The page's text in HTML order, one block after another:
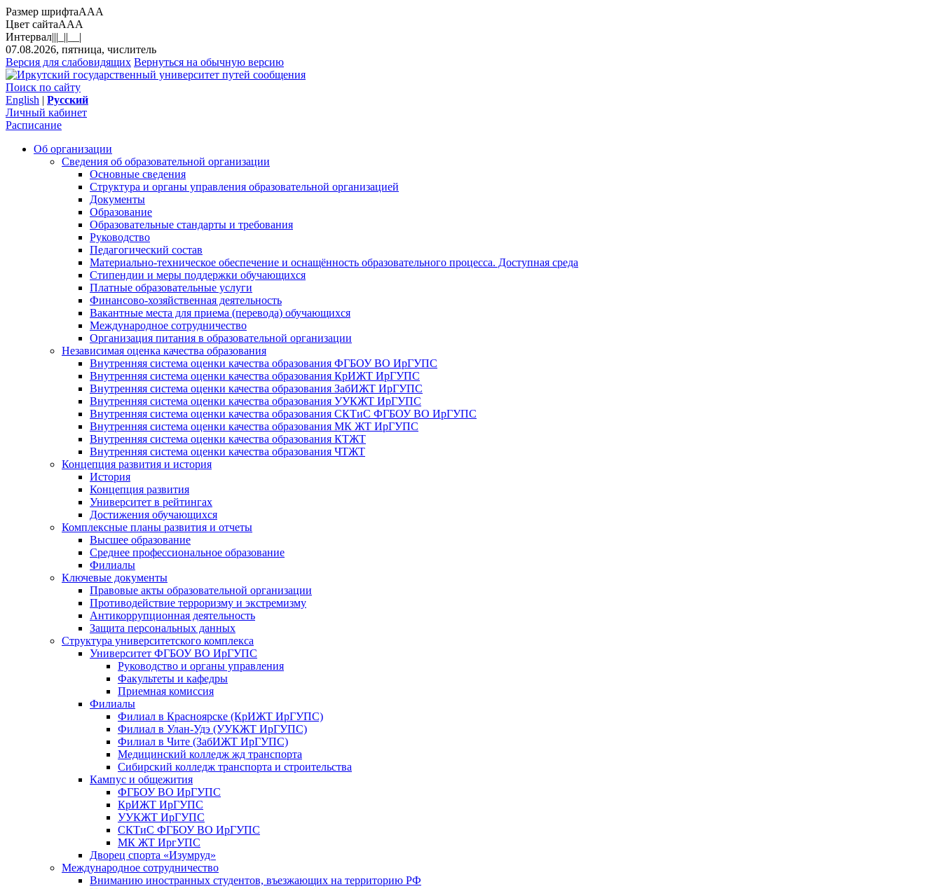
Размер шрифтаAAA
Цвет сайтаAAA
Интервал|||_||__|
07.08.2026, пятница, числитель
Версия для слабовидящих Вернуться на обычную версию
Поиск по сайту
English | Русский
Личный кабинет
Расписание
Об организации
Сведения об образовательной организации
Основные сведения
Структура и органы управления образовательной организацией
Документы
Образование
Образовательные стандарты и требования
Руководство
Педагогический состав
Материально-техническое обеспечение и оснащённость образовательного процесса. Доступная среда
Стипендии и меры поддержки обучающихся
Платные образовательные услуги
Финансово-хозяйственная деятельность
Вакантные места для приема (перевода) обучающихся
Международное сотрудничество
Организация питания в образовательной организации
Независимая оценка качества образования
Внутренняя система оценки качества образования ФГБОУ ВО ИрГУПС
Внутренняя система оценки качества образования КрИЖТ ИрГУПС
Внутренняя система оценки качества образования ЗабИЖТ ИрГУПС
Внутренняя система оценки качества образования УУКЖТ ИрГУПС
Внутренняя система оценки качества образования СКТиС ФГБОУ ВО ИрГУПС
Внутренняя система оценки качества образования МК ЖТ ИрГУПС
Внутренняя система оценки качества образования КТЖТ
Внутренняя система оценки качества образования ЧТЖТ
Концепция развития и история
История
Концепция развития
Университет в рейтингах
Достижения обучающихся
Комплексные планы развития и отчеты
Высшее образование
Среднее профессиональное образование
Филиалы
Ключевые документы
Правовые акты образовательной организации
Противодействие терроризму и экстремизму
Антикоррупционная деятельность
Защита персональных данных
Структура университетского комплекса
Университет ФГБОУ ВО ИрГУПС
Руководство и органы управления
Факультеты и кафедры
Приемная комиссия
Филиалы
Филиал в Красноярске (КрИЖТ ИрГУПС)
Филиал в Улан-Удэ (УУКЖТ ИрГУПС)
Филиал в Чите (ЗабИЖТ ИрГУПС)
Медицинский колледж жд транспорта
Сибирский колледж транспорта и строительства
Кампус и общежития
ФГБОУ ВО ИрГУПС
КрИЖТ ИрГУПС
УУКЖТ ИрГУПС
СКТиС ФГБОУ ВО ИрГУПС
МК ЖТ ИргУПС
Дворец спорта «Изумруд»
Международное сотрудничество
Вниманию иностранных студентов, въезжающих на территорию РФ